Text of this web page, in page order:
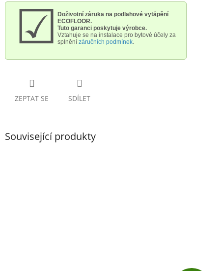
☑
Doživotní záruka na podlahové vytápění
ECOFLOOR.
Tuto garanci poskytuje výrobce.
Vztahuje se na instalace pro bytové účely za
splnění záručních podmínek.
ZEPTAT SE SDÍLET
Související produkty